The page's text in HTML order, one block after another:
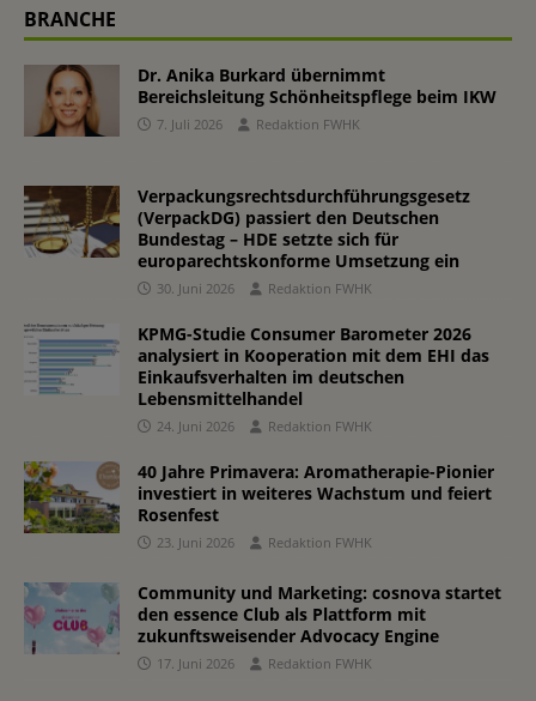
BRANCHE
Dr. Anika Burkard übernimmt
Bereichsleitung Schönheitspflege beim IKW
7. Juli 2026 Redaktion FWHK
Verpackungsrechtsdurchführungsgesetz
(VerpackDG) passiert den Deutschen
Bundestag – HDE setzte sich für
europarechtskonforme Umsetzung ein
30. Juni 2026 Redaktion FWHK
KPMG-Studie Consumer Barometer 2026
analysiert in Kooperation mit dem EHI das
Einkaufsverhalten im deutschen
Lebensmittelhandel
24. Juni 2026 Redaktion FWHK
40 Jahre Primavera: Aromatherapie-Pionier
investiert in weiteres Wachstum und feiert
Rosenfest
23. Juni 2026 Redaktion FWHK
Community und Marketing: cosnova startet
den essence Club als Plattform mit
zukunftsweisender Advocacy Engine
17. Juni 2026 Redaktion FWHK